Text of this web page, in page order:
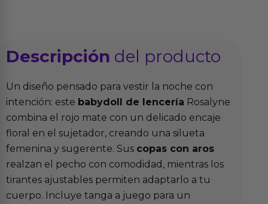
Descripción del producto
Un diseño pensado para vestir la noche con
intención: este babydoll de lencería Rosalyne
combina el rojo mate con un delicado encaje
floral en el sujetador, creando una silueta
femenina y sugerente. Sus copas con aros
realzan el pecho con comodidad, mientras los
tirantes ajustables permiten adaptarlo a tu
cuerpo. Incluye tanga a juego para un